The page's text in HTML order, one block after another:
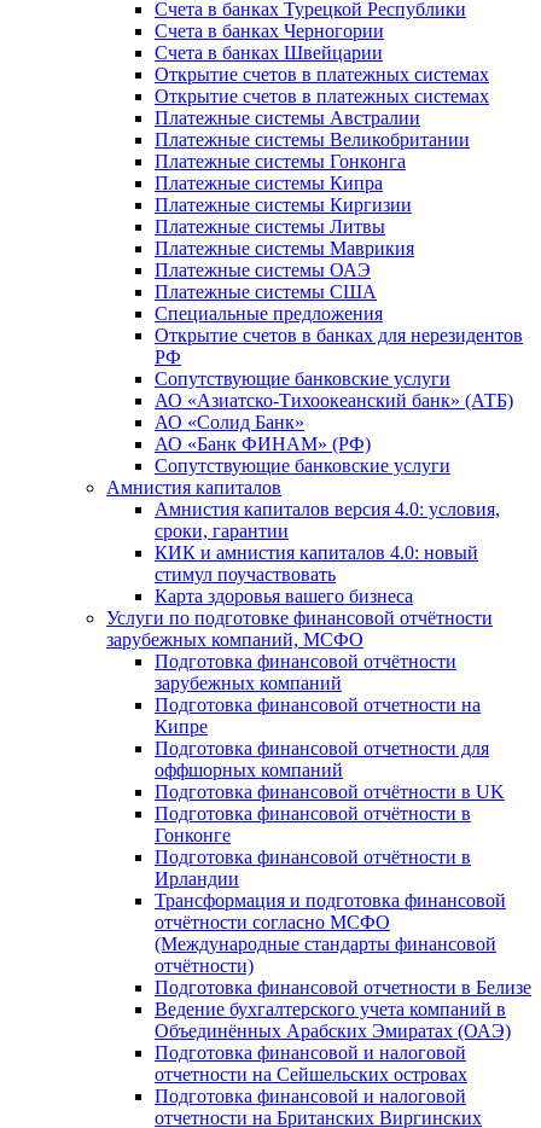
Счета в банках Турецкой Республики
Счета в банках Черногории
Счета в банках Швейцарии
Открытие счетов в платежных системах
Открытие счетов в платежных системах
Платежные системы Австралии
Платежные системы Великобритании
Платежные системы Гонконга
Платежные системы Кипра
Платежные системы Киргизии
Платежные системы Литвы
Платежные системы Маврикия
Платежные системы ОАЭ
Платежные системы США
Специальные предложения
Открытие счетов в банках для нерезидентов
РФ
Сопутствующие банковские услуги
АО «Азиатско-Тихоокеанский банк» (АТБ)
АО «Солид Банк»
АО «Банк ФИНАМ» (РФ)
Сопутствующие банковские услуги
Амнистия капиталов
Амнистия капиталов версия 4.0: условия,
сроки, гарантии
КИК и амнистия капиталов 4.0: новый
стимул поучаствовать
Карта здоровья вашего бизнеса
Услуги по подготовке финансовой отчётности
зарубежных компаний, МСФО
Подготовка финансовой отчётности
зарубежных компаний
Подготовка финансовой отчетности на
Кипре
Подготовка финансовой отчетности для
оффшорных компаний
Подготовка финансовой отчётности в UK
Подготовка финансовой отчётности в
Гонконге
Подготовка финансовой отчётности в
Ирландии
Трансформация и подготовка финансовой
отчётности согласно МСФО
(Международные стандарты финансовой
отчётности)
Подготовка финансовой отчетности в Белизе
Ведение бухгалтерского учета компаний в
Объединённых Арабских Эмиратах (ОАЭ)
Подготовка финансовой и налоговой
отчетности на Сейшельских островах
Подготовка финансовой и налоговой
отчетности на Британских Виргинских